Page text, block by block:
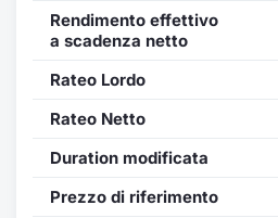
Rendimento effettivo
a scadenza netto
Rateo Lordo
Rateo Netto
Duration modificata
Prezzo di riferimento